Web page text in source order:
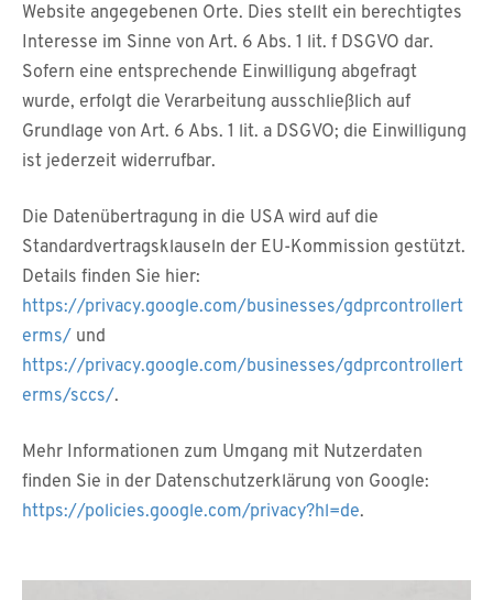
Website angegebenen Orte. Dies stellt ein berechtigtes
Interesse im Sinne von Art. 6 Abs. 1 lit. f DSGVO dar.
Sofern eine entsprechende Einwilligung abgefragt
wurde, erfolgt die Verarbeitung ausschließlich auf
Grundlage von Art. 6 Abs. 1 lit. a DSGVO; die Einwilligung
ist jederzeit widerrufbar.
Die Datenübertragung in die USA wird auf die
Standardvertragsklauseln der EU-Kommission gestützt.
Details finden Sie hier:
https://privacy.google.com/businesses/gdprcontrollert
erms/ und
https://privacy.google.com/businesses/gdprcontrollert
erms/sccs/.
Mehr Informationen zum Umgang mit Nutzerdaten
finden Sie in der Datenschutzerklärung von Google:
https://policies.google.com/privacy?hl=de.